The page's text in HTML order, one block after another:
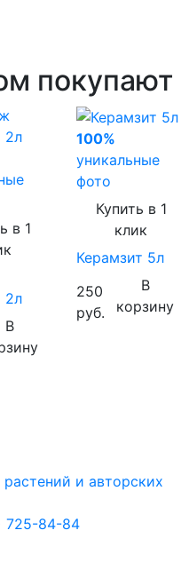
покупают
в 1
2л
В
100%
уникальные
фото
Купить в 1
клик
Керамзит 5л
250
руб.
В
корзину
725-84-84